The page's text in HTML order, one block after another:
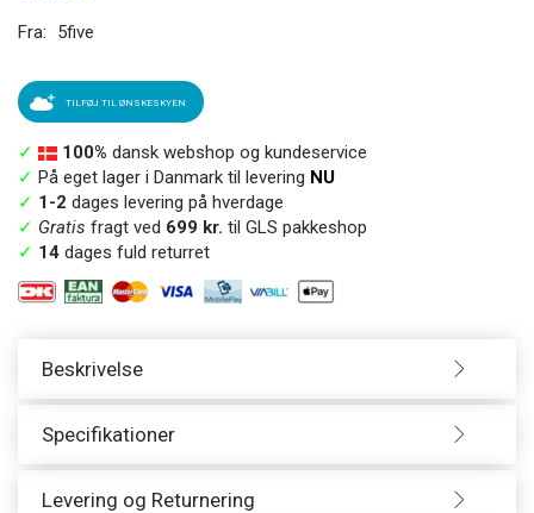
Fra: 5five
TILFØJ TIL ØNSKESKYEN
✓ 100% dansk webshop og kundeservice
✓ På eget lager i Danmark til levering NU
✓ 1-2 dages levering på hverdage
✓ Gratis fragt ved 699 kr. til GLS pakkeshop
✓ 14 dages fuld returret
Beskrivelse
Specifikationer
Levering og Returnering